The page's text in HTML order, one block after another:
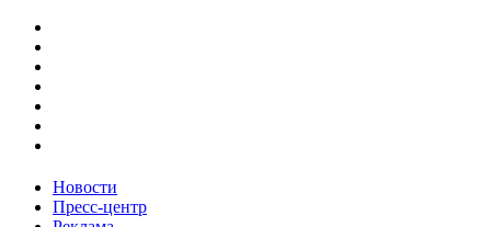
Новости
Пресс-центр